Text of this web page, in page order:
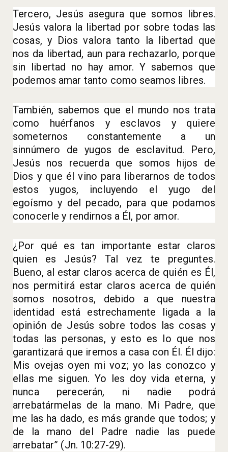
Tercero, Jesús asegura que somos libres.
Jesús valora la libertad por sobre todas las
cosas, y Dios valora tanto la libertad que
nos da libertad, aun para rechazarlo, porque
sin libertad no hay amor. Y sabemos que
podemos amar tanto como seamos libres.
También, sabemos que el mundo nos trata
como huérfanos y esclavos y quiere
someternos constantemente a un
sinnúmero de yugos de esclavitud. Pero,
Jesús nos recuerda que somos hijos de
Dios y que él vino para liberarnos de todos
estos yugos, incluyendo el yugo del
egoísmo y del pecado, para que podamos
conocerle y rendirnos a Él, por amor.
¿Por qué es tan importante estar claros
quien es Jesús? Tal vez te preguntes.
Bueno, al estar claros acerca de quién es Él,
nos permitirá estar claros acerca de quién
somos nosotros, debido a que nuestra
identidad está estrechamente ligada a la
opinión de Jesús sobre todos las cosas y
todas las personas, y esto es lo que nos
garantizará que iremos a casa con Él. Él dijo:
Mis ovejas oyen mi voz; yo las conozco y
ellas me siguen. Yo les doy vida eterna, y
nunca perecerán, ni nadie podrá
arrebatármelas de la mano. Mi Padre, que
me las ha dado, es más grande que todos; y
de la mano del Padre nadie las puede
arrebatar” (Jn. 10:27-29).